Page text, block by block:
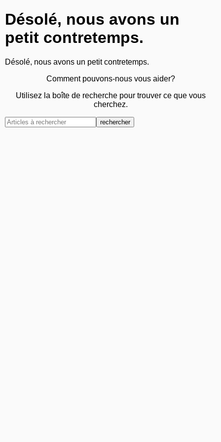
Désolé, nous avons un
petit contretemps.
Désolé, nous avons un petit contretemps.
Comment pouvons-nous vous aider?
Utilisez la boîte de recherche pour trouver ce que vous
cherchez.
rechercher